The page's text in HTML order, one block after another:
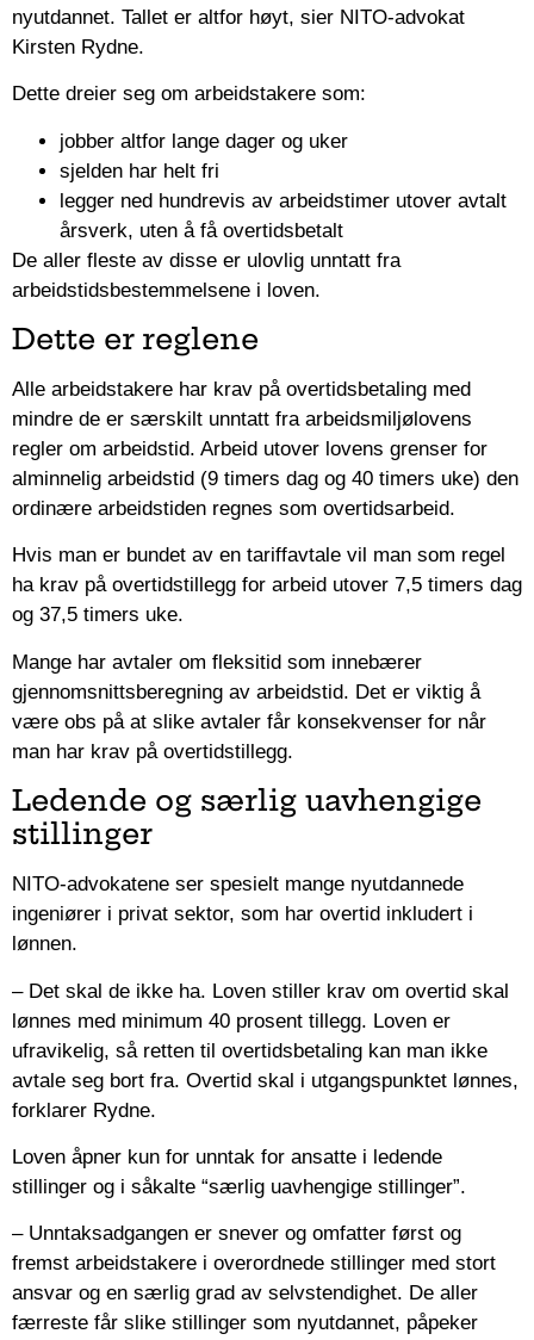
nyutdannet. Tallet er altfor høyt, sier NITO-advokat
Kirsten Rydne.
Dette dreier seg om arbeidstakere som:
jobber altfor lange dager og uker
sjelden har helt fri
legger ned hundrevis av arbeidstimer utover avtalt
årsverk, uten å få overtidsbetalt
De aller fleste av disse er ulovlig unntatt fra
arbeidstidsbestemmelsene i loven.
Dette er reglene
Alle arbeidstakere har krav på overtidsbetaling med
mindre de er særskilt unntatt fra arbeidsmiljølovens
regler om arbeidstid. Arbeid utover lovens grenser for
alminnelig arbeidstid (9 timers dag og 40 timers uke) den
ordinære arbeidstiden regnes som overtidsarbeid.
Hvis man er bundet av en tariffavtale vil man som regel
ha krav på overtidstillegg for arbeid utover 7,5 timers dag
og 37,5 timers uke.
Mange har avtaler om fleksitid som innebærer
gjennomsnittsberegning av arbeidstid. Det er viktig å
være obs på at slike avtaler får konsekvenser for når
man har krav på overtidstillegg.
Ledende og særlig uavhengige
stillinger
NITO-advokatene ser spesielt mange nyutdannede
ingeniører i privat sektor, som har overtid inkludert i
lønnen.
– Det skal de ikke ha. Loven stiller krav om overtid skal
lønnes med minimum 40 prosent tillegg. Loven er
ufravikelig, så retten til overtidsbetaling kan man ikke
avtale seg bort fra. Overtid skal i utgangspunktet lønnes,
forklarer Rydne.
Loven åpner kun for unntak for ansatte i ledende
stillinger og i såkalte “særlig uavhengige stillinger”.
– Unntaksadgangen er snever og omfatter først og
fremst arbeidstakere i overordnede stillinger med stort
ansvar og en særlig grad av selvstendighet. De aller
færreste får slike stillinger som nyutdannet, påpeker